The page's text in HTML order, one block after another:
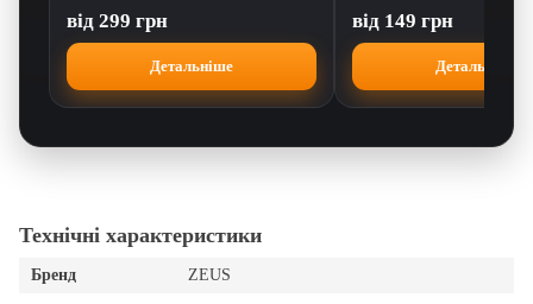
від 299 грн
Детальніше
від 149 грн
Детальніше
Технічні характеристики
Бренд
ZEUS